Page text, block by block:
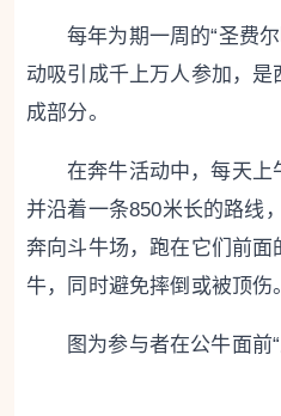
每年为期一周的“圣费
动吸引成千上万人参加，是
成部分。
在奔牛活动中，每天上
并沿着一条850米长的路线
奔向斗牛场，跑在它们前
牛，同时避免摔倒或被顶伤
图为参与者在公牛面前